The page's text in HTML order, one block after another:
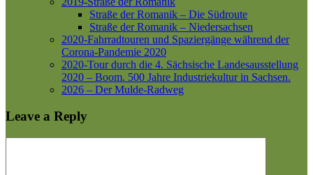
Straße der Romanik – Die Südroute
Straße der Romanik – Niedersachsen
2020-Fahrradtouren und Spaziergänge während der
Corona-Pandemie 2020
2020-Tour durch die 4. Sächsische Landesausstellung
2020 – Boom. 500 Jahre Industriekultur in Sachsen.
2026 – Der Mulde-Radweg
Leave a Reply